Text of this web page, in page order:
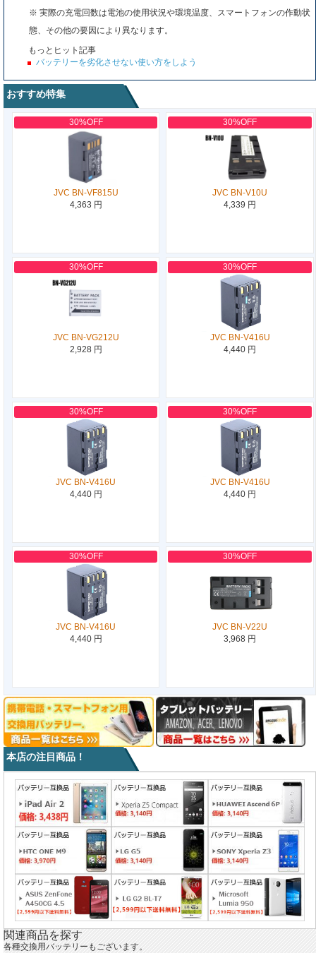
※ 実際の充電回数は電池の使用状況や環境温度、スマートフォンの作動状
態、その他の要因により異なります。
もっとヒット記事
バッテリーを劣化させない使い方をしよう
おすすめ特集
30%OFF
JVC BN-VF815U
4,363 円
30%OFF
JVC BN-V10U
4,339 円
30%OFF
JVC BN-VG212U
2,928 円
30%OFF
JVC BN-V416U
4,440 円
30%OFF
JVC BN-V416U
4,440 円
30%OFF
JVC BN-V416U
4,440 円
30%OFF
JVC BN-V416U
4,440 円
30%OFF
JVC BN-V22U
3,968 円
本店の注目商品！
関連商品を探す
各種交換用バッテリーもございます。